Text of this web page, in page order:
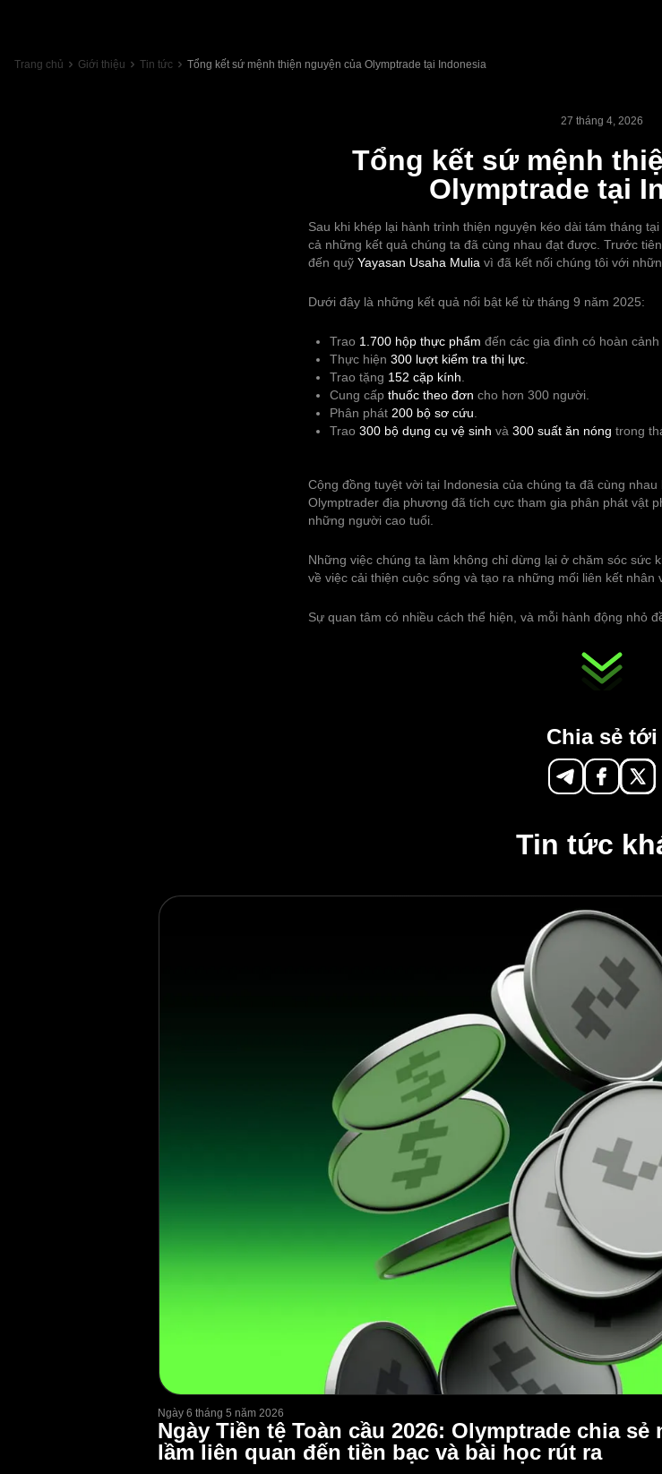
Trang chủ Giới thiệu Tin tức Tổng kết sứ mệnh thiện nguyện của Olymptrade tại Indonesia
27 tháng 4, 2026
Tổng kết sứ mệnh
Olymptrade tại
Sau khi khép lại hành trình thiện nguyện kéo dài tám tháng
cả những kết quả chúng ta đã cùng nhau đạt được. Trước
đến quỹ Yayasan Usaha Mulia vì đã kết nối chúng tôi với
Dưới đây là những kết quả nổi bật kể từ tháng 9 năm 2025:
Trao 1.700 hộp thực phẩm đến các gia đình có hoàn cảnh
Thực hiện 300 lượt kiểm tra thị lực
Trao tặng 152 cặp kính
Cung cấp thuốc theo đơn cho hơn 300 người.
Phân phát 200 bộ sơ cứu
Trao 300 bộ dụng cụ vệ sinh và 300 suất ăn nóng trong
Cộng đồng tuyệt vời tại Indonesia của chúng ta đã cùng
Olymptrader địa phương đã tích cực tham gia phân phát vật
những người cao tuổi.
Những việc chúng ta làm không chỉ dừng lại ở chăm sóc
về việc cải thiện cuộc sống và tạo ra những mối liên kết nhân
Sự quan tâm có nhiều cách thể hiện, và mỗi hành động nhỏ
Chia sẻ tới
Tin tức
Ngày 6 tháng 5 năm 2026
Ngày Tiền tệ Toàn cầu 2026: Olymptrade chia
lầm liên quan đến tiền bạc và bài học rút ra